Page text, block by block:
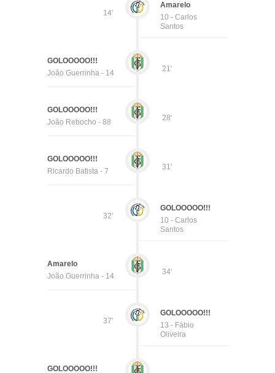
14'
Amarelo
10 - Carlos
Santos
21'
GOLOOOOO!!!
João Guerrinha - 14
28'
GOLOOOOO!!!
João Rebocho - 88
31'
GOLOOOOO!!!
Ricardo Batista - 7
32'
GOLOOOOO!!!
10 - Carlos
Santos
34'
Amarelo
João Guerrinha - 14
37'
GOLOOOOO!!!
13 - Fábio
Oliveira
GOLOOOOO!!!